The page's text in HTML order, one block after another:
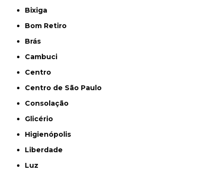
Bixiga
Bom Retiro
Brás
Cambuci
Centro
Centro de São Paulo
Consolação
Glicério
Higienópolis
Liberdade
Luz